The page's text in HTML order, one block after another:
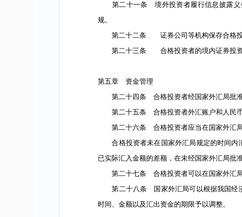
第二十一条 境外投资者履行信息披露义务
规。
第二十二条 证券公司等机构保存合格投
第二十三条 合格投资者的境内证券投资活
第五章 资金管理
第二十四条 合格投资者经国家外汇局批
第二十五条 合格投资者外汇账户和人民币
第二十六条 合格投资者应当在国家外汇局
合格投资者未在国家外汇局规定的时间内
已实际汇入金额的差额，在未经国家外汇局批
第二十七条 合格投资者可以在国家外汇局
第二十八条 国家外汇局可以根据我国经济
时间、金额以及汇出资金的期限予以调整。